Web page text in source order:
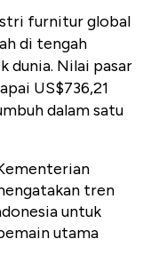
furnitur global
di tengah
dunia. Nilai pasar
US$736,21
dalam satu
tren
untuk
utama